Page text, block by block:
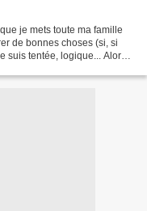
je mets toute ma famille
de bonnes choses (si, si
suis tentée, logique... Alors